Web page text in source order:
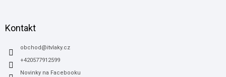
Kontakt
obchod@itvlaky.cz
+420577912599
Novinky na Facebooku